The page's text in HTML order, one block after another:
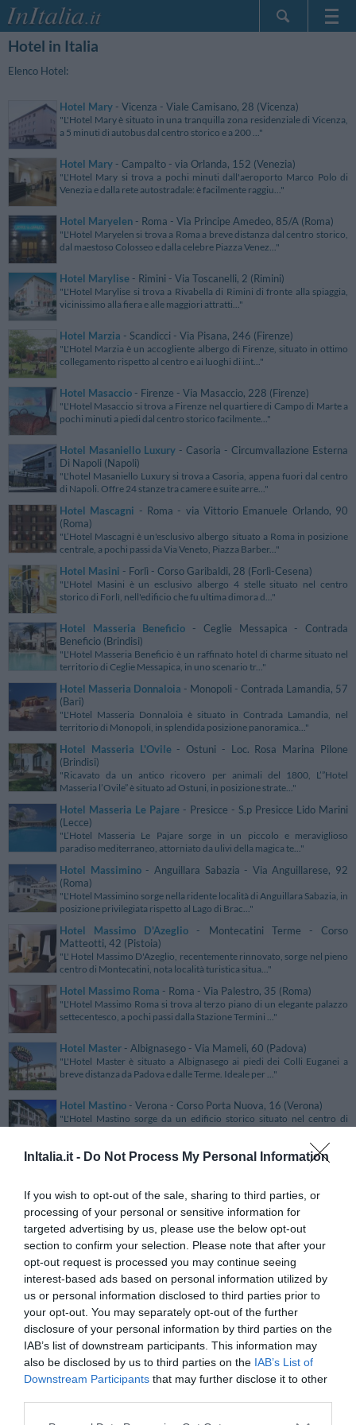
InItalia.it - Do Not Process My Personal Information
If you wish to opt-out of the sale, sharing to third parties, or
processing of your personal or sensitive information for
targeted advertising by us, please use the below opt-out
section to confirm your selection. Please note that after your
opt-out request is processed you may continue seeing
interest-based ads based on personal information utilized by
us or personal information disclosed to third parties prior to
your opt-out. You may separately opt-out of the further
disclosure of your personal information by third parties on the
IAB’s list of downstream participants. This information may
also be disclosed by us to third parties on the IAB’s List of
Downstream Participants that may further disclose it to other
Lingua
Hotel in Italia
Elenco Hotel:
Hotel Mary - Vicenza - Viale Camisano, 28 (Vicenza)
"L'Hotel Mary è situato in una tranquilla zona residenziale di Vicenza,
a 5 minuti di autobus dal centro storico e a 200 ..."
Hotel Mary - Campalto - via Orlanda, 152 (Venezia)
"L'Hotel Mary si trova a pochi minuti dall'aeroporto Marco Polo di
Venezia e dalla rete autostradale: è facilmente raggiu..."
Hotel Maryelen - Roma - Via Principe Amedeo, 85/A (Roma)
"L'Hotel Maryelen si trova a Roma a breve distanza dal centro storico,
dal maestoso Colosseo e dalla celebre Piazza Venez..."
Hotel Marylise - Rimini - Via Toscanelli, 2 (Rimini)
"L'Hotel Marylise si trova a Rivabella di Rimini di fronte alla spiaggia,
vicinissimo alla fiera e alle maggiori attratti..."
Hotel Marzia - Scandicci - Via Pisana, 246 (Firenze)
"L'Hotel Marzia è un accogliente albergo di Firenze, situato in ottimo
collegamento rispetto al centro e ai luoghi di int..."
Hotel Masaccio - Firenze - Via Masaccio, 228 (Firenze)
"L'Hotel Masaccio si trova a Firenze nel quartiere di Campo di Marte a
pochi minuti a piedi dal centro storico facilmente..."
Hotel Masaniello Luxury - Casoria - Circumvallazione Esterna
Di Napoli (Napoli)
"L'hotel Masaniello Luxury si trova a Casoria, appena fuori dal centro
di Napoli. Offre 24 stanze tra camere e suite arre..."
Hotel Mascagni - Roma - via Vittorio Emanuele Orlando, 90
(Roma)
"L’Hotel Mascagni è un'esclusivo albergo situato a Roma in posizione
centrale, a pochi passi da Via Veneto, Piazza Barber..."
Hotel Masini - Forlì - Corso Garibaldi, 28 (Forlì-Cesena)
"L'Hotel Masini è un esclusivo albergo 4 stelle situato nel centro
storico di Forlì, nell'edificio che fu ultima dimora d..."
Hotel Masseria Beneficio - Ceglie Messapica - Contrada
Beneficio (Brindisi)
"L'Hotel Masseria Beneficio è un raffinato hotel di charme situato nel
territorio di Ceglie Messapica, in uno scenario tr..."
Hotel Masseria Donnaloia - Monopoli - Contrada Lamandia, 57
(Bari)
"L'Hotel Masseria Donnaloia è situato in Contrada Lamandia, nel
territorio di Monopoli, in splendida posizione panoramica..."
Hotel Masseria L'Ovile- Ostuni - Loc. Rosa Marina Pilone
(Brindisi)
"Ricavato da un antico ricovero per animali del 1800, L’”Hotel
Masseria l’Ovile” è situato ad Ostuni, in posizione strate..."
Hotel Masseria Le Pajare - Presicce - S.p Presicce Lido Marini
(Lecce)
"L’Hotel Masseria Le Pajare sorge in un piccolo e meraviglioso
paradiso mediterraneo, attorniato da ulivi della magica te..."
Hotel Massimino- Anguillara Sabazia - Via Anguillarese, 92
(Roma)
"L'Hotel Massimino sorge nella ridente località di Anguillara Sabazia, in
posizione privilegiata rispetto al Lago di Brac..."
Hotel Massimo D'Azeglio - Montecatini Terme - Corso
Matteotti, 42 (Pistoia)
"L' Hotel Massimo D'Azeglio, recentemente rinnovato, sorge nel pieno
centro di Montecatini, nota località turistica situa..."
Hotel Massimo Roma - Roma - Via Palestro, 35 (Roma)
"L'Hotel Massimo Roma si trova al terzo piano di un elegante palazzo
settecentesco, a pochi passi dalla Stazione Termini ..."
Hotel Master - Albignasego - Via Mameli, 60 (Padova)
"L'Hotel Master è situato a Albignasego ai piedi dei Colli Euganei a
breve distanza da Padova e dalle Terme. Ideale per ..."
Hotel Mastino - Verona - Corso Porta Nuova, 16 (Verona)
"L'Hotel Mastino sorge da un edificio storico situato nel centro di
Hotel Mastrarua- Siracusa - Via Vittorio Veneto, 193
di un palazzo storico sapientemente restaurato. ..."
Hotel Matteotti - Vercelli - Corso Matteotti, 35 (Vercelli)
"L'Hotel Matteotti, completamente rinnovato nell'Agosto 2011, è un
comodo 3 stelle a conduzione familiare situato a soli ..."
Hotel Maxi- Bassanega di Tremosine - via Maroc, 1 (Brescia)
"L'Hotel Maxi dista dista circa 2,5 km. dal lago di Garda e dallo
splendido centro di Limone sul Garda. E' situato in una..."
Hotel Maxim
- Anzola Dell' Emilia - Via Stradellazzo, 1
(Bologna)
"L'Hotel Maxim è un'elegante 4 stelle di Anzola dell'Emilia, situato in
posizione strategica a 15 minuti dall’aeroporto "..."